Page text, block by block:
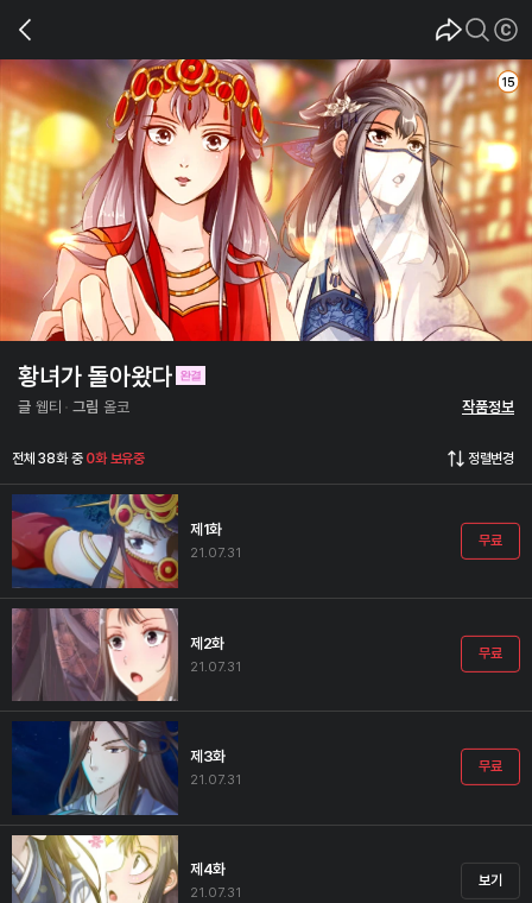
황녀가 돌아왔다
글 웹티 그림 올코 작품정보
전체 38화 중 0화 보유중 정렬변경
제1화
21.07.31
무료
제2화
21.07.31
무료
제3화
21.07.31
무료
제4화
21.07.31
보기